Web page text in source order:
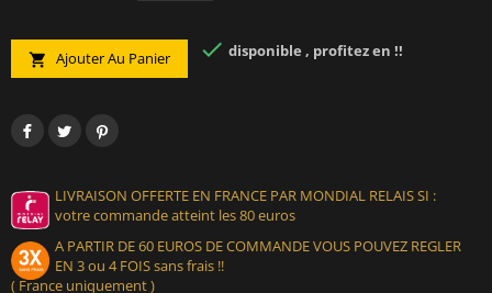
 Ajouter Au Panier  disponible , profitez en !!
LIVRAISON OFFERTE EN FRANCE PAR MONDIAL RELAIS SI :
votre commande atteint les 80 euros
A PARTIR DE 60 EUROS DE COMMANDE VOUS POUVEZ REGLER
EN 3 ou 4 FOIS sans frais !!
( France uniquement )